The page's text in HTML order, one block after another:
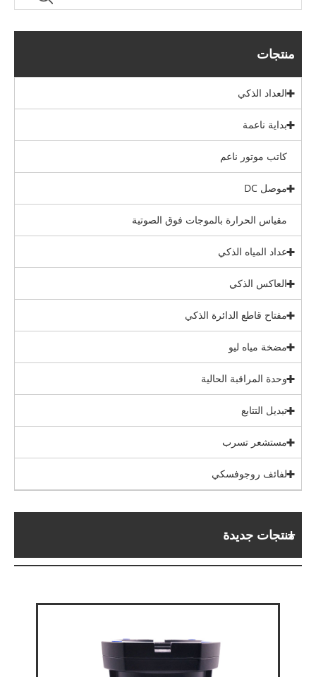
منتجات
العداد الذكي
بداية ناعمة
كاتب موتور ناعم
موصل DC
مقياس الحرارة بالموجات فوق الصوتية
عداد المياه الذكي
العاكس الذكي
مفتاح قاطع الدائرة الذكي
مضخة مياه ليو
وحدة المراقبة الحالية
تبديل التتابع
مستشعر تسرب
لفائف روجوفسكي
منتجات جديدة